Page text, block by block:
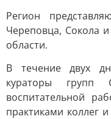
Регион
Череповца, Сокола
области.
В течение двух
кураторы групп
воспитательной
практиками коллег